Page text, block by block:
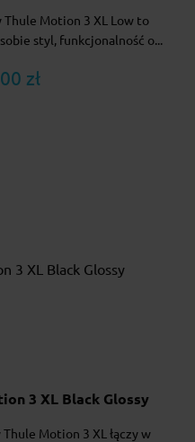
Motion 3 XL Low to
styl, funkcjonalność o...
zł
3 XL Black Glossy
Motion 3 XL łączy w